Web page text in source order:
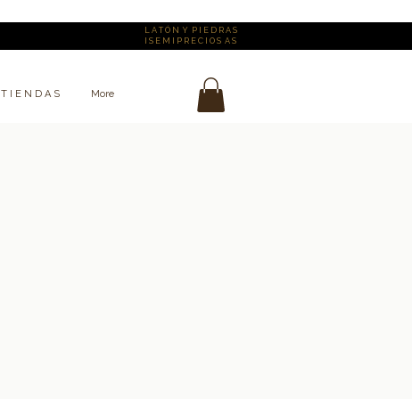
L A T Ó N Y P I E D R A S
I S E M I P R E C I O S A S
T I E N D A S More